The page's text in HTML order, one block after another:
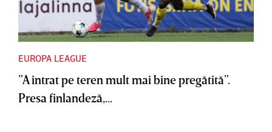
EUROPA LEAGUE
”A intrat pe teren mult mai bine pregătită”.
Presa finlandeză,...